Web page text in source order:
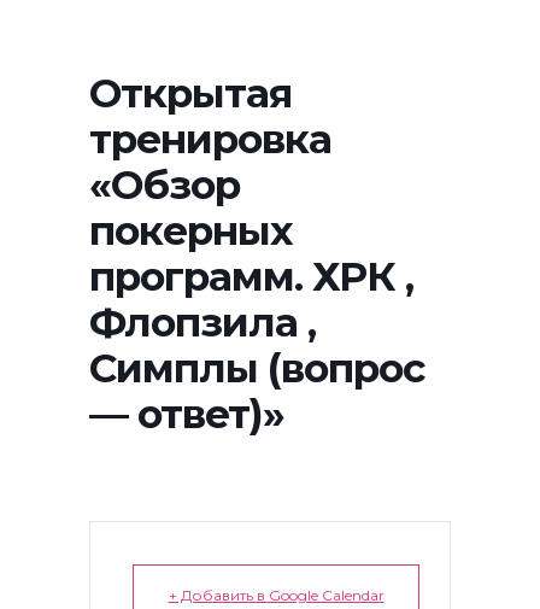
Открытая
тренировка
«Обзор
покерных
программ. ХРК ,
Флопзила ,
Симплы (вопрос
— ответ)»
+ Добавить в Google Calendar